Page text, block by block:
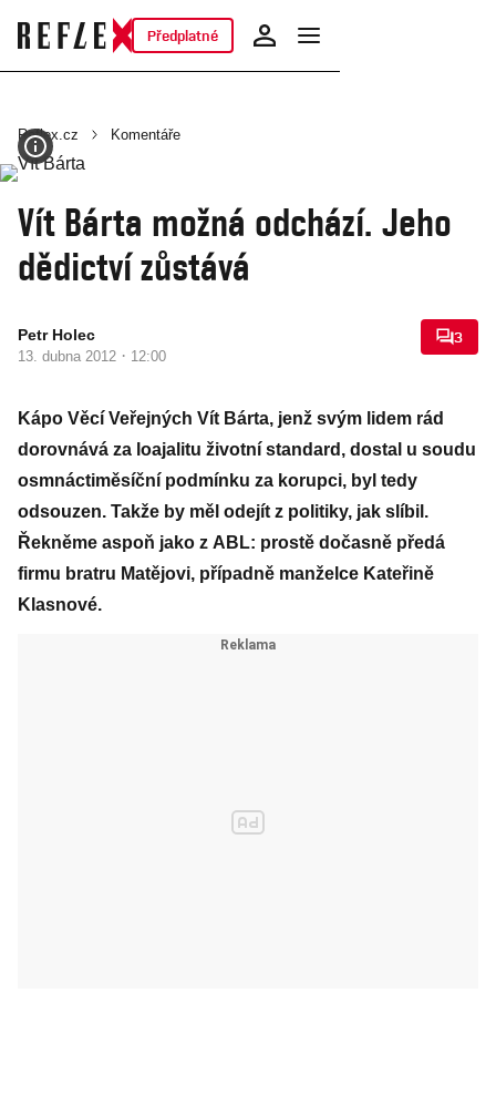
Předplatné
Reflex.cz Komentáře
Vít Bárta možná odchází. Jeho
dědictví zůstává
Petr Holec
13. dubna 2012 · 12:00
3
Kápo Věcí Veřejných Vít Bárta, jenž svým lidem rád
dorovnává za loajalitu životní standard, dostal u soudu
osmnáctiměsíční podmínku za korupci, byl tedy
odsouzen. Takže by měl odejít z politiky, jak slíbil.
Řekněme aspoň jako z ABL: prostě dočasně předá
firmu bratru Matějovi, případně manželce Kateřině
Klasnové.